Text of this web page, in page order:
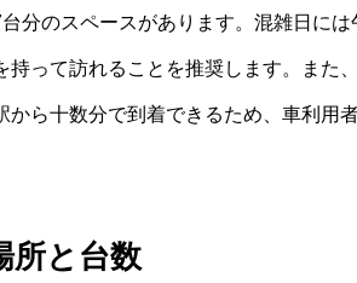
分のスペースがあります。混雑日に
持って訪れることを推奨します。また
から十数分で到着できるため、車利用
所と台数